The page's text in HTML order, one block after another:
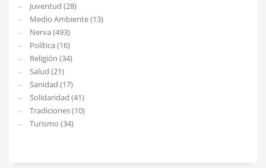
Juventud (28)
Medio Ambiente (13)
Nerva (493)
Política (16)
Religión (34)
Salud (21)
Sanidad (17)
Solidaridad (41)
Tradiciones (10)
Turismo (34)